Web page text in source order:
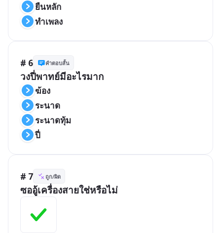
ยืนหลัก
ทำเพลง
# 6 คำตอบสั้น
วงปี่พาทย์มีอะไรมาก
ฆ้อง
ระนาด
ระนาดทุ้ม
ปี่
# 7 ถูก/ผิด
ซออู้เครื่องสายใช่หรือไม่